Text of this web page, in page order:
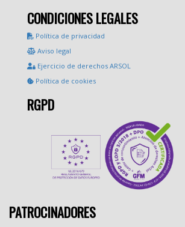
CONDICIONES LEGALES
Política de privacidad
Aviso legal
Ejercicio de derechos ARSOL
Política de cookies
RGPD
PATROCINADORES